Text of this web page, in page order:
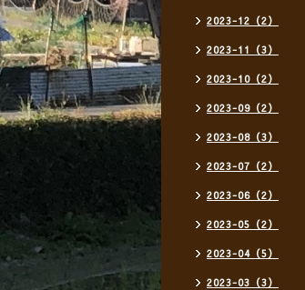
2023-12（2）
2023-11（3）
2023-10（2）
2023-09（2）
2023-08（3）
2023-07（2）
2023-06（2）
2023-05（2）
2023-04（5）
2023-03（3）